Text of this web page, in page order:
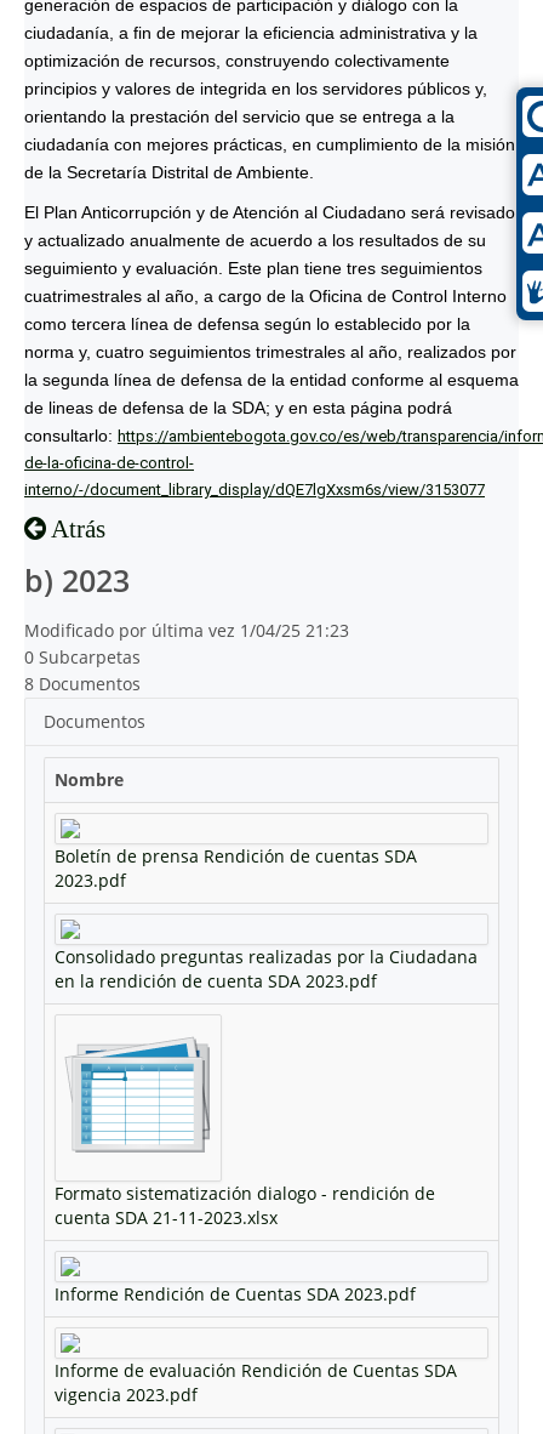
generación de espacios de participación y diálogo con la
ciudadanía, a fin de mejorar la eficiencia administrativa y la
optimización de recursos, construyendo colectivamente
principios y valores de integrida en los servidores públicos y,
orientando la prestación del servicio que se entrega a la
ciudadanía con mejores prácticas, en cumplimiento de la misión
de la Secretaría Distrital de Ambiente.
El Plan Anticorrupción y de Atención al Ciudadano será revisado
y actualizado anualmente de acuerdo a los resultados de su
seguimiento y evaluación. Este plan tiene tres seguimientos
cuatrimestrales al año, a cargo de la Oficina de Control Interno
como tercera línea de defensa según lo establecido por la
norma y, cuatro seguimientos trimestrales al año, realizados por
la segunda línea de defensa de la entidad conforme al esquema
de lineas de defensa de la SDA; y en esta página podrá
consultarlo: https://ambientebogota.gov.co/es/web/transparencia/
de-la-oficina-de-control-
interno/-/document_library_display/dQE7lgXxsm6s/view/3153077
Atrás
b) 2023
Modificado por última vez 1/04/25 21:23
0 Subcarpetas
8 Documentos
Documentos
Nombre
Boletín de prensa Rendición de cuentas SDA
2023.pdf
Consolidado preguntas realizadas por la Ciudadana
en la rendición de cuenta SDA 2023.pdf
Formato sistematización dialogo - rendición de
cuenta SDA 21-11-2023.xlsx
Informe Rendición de Cuentas SDA 2023.pdf
Informe de evaluación Rendición de Cuentas SDA
vigencia 2023.pdf